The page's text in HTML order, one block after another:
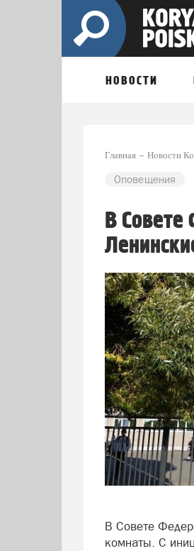
НОВОСТИ
Главная Новости
Оповещения
В Совете
В Совете
комнаты. С